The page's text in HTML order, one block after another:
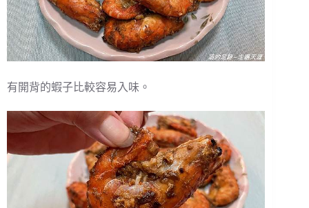
有開背的蝦子比較容易入味。